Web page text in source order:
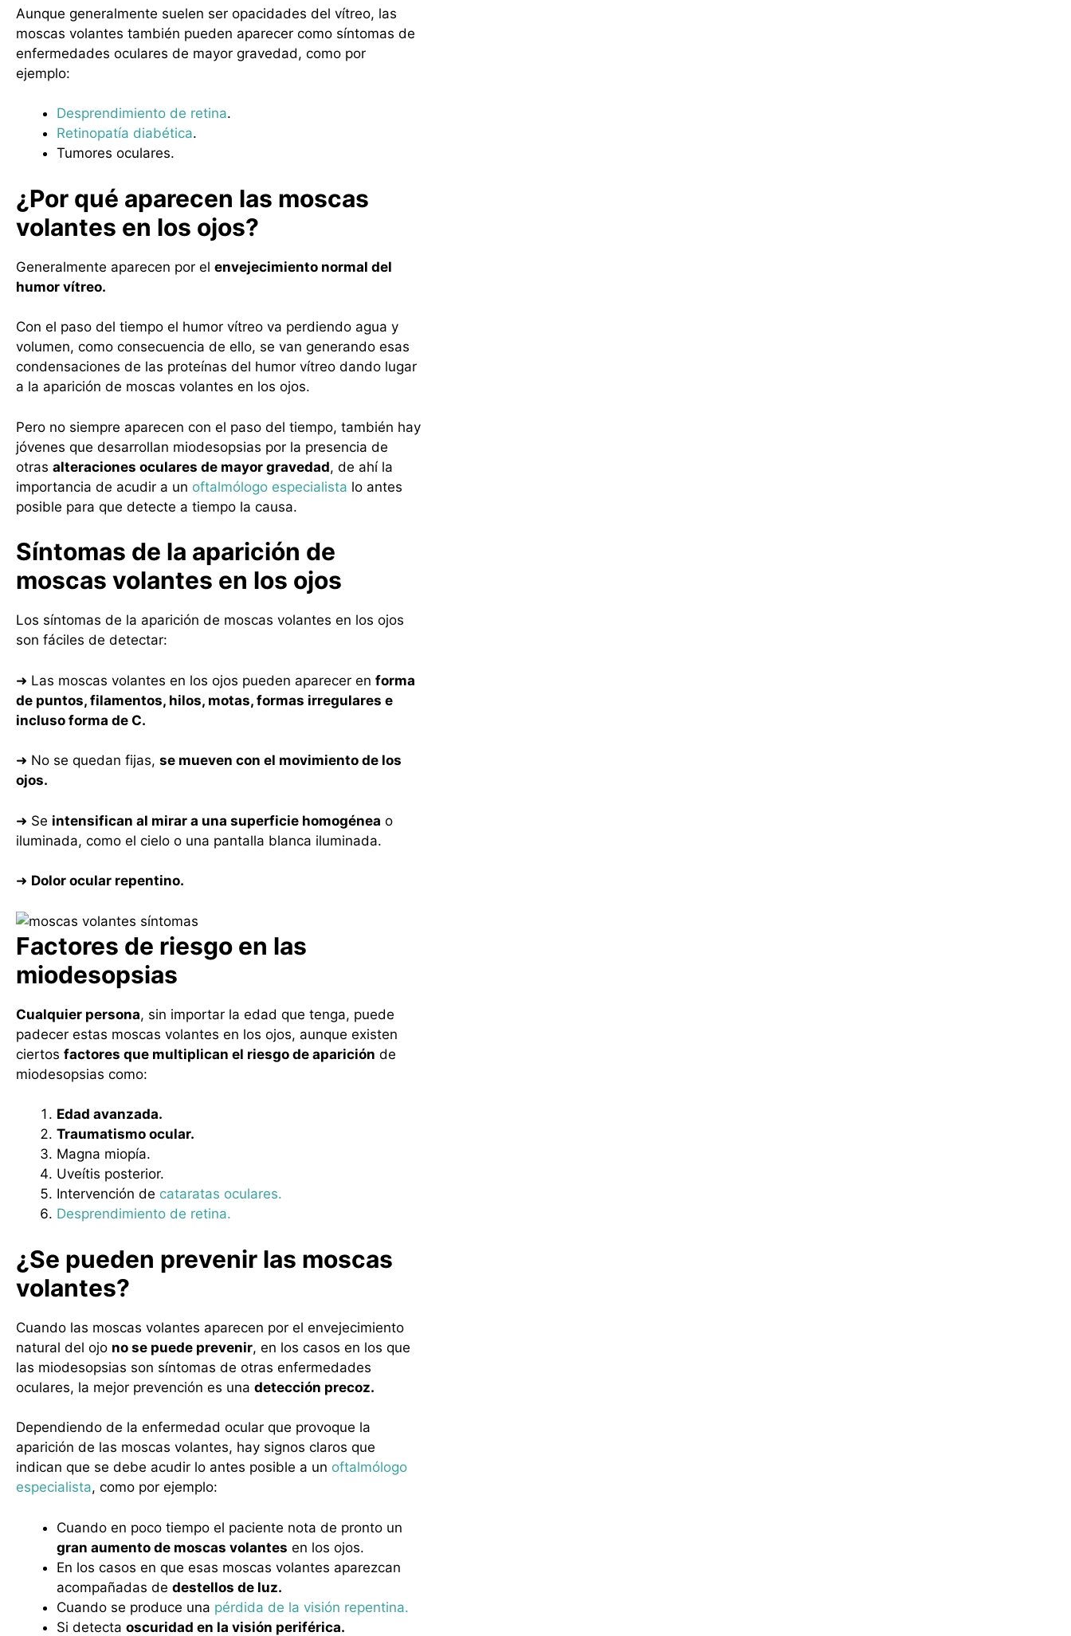
Aunque generalmente suelen ser opacidades del vítreo, las
moscas volantes también pueden aparecer como síntomas de
enfermedades oculares de mayor gravedad, como por
ejemplo:
Desprendimiento de retina.
Retinopatía diabética.
Tumores oculares.
¿Por qué aparecen las moscas
volantes en los ojos?
Generalmente aparecen por el envejecimiento normal del
humor vítreo.
Con el paso del tiempo el humor vítreo va perdiendo agua y
volumen, como consecuencia de ello, se van generando esas
condensaciones de las proteínas del humor vítreo dando lugar
a la aparición de moscas volantes en los ojos.
Pero no siempre aparecen con el paso del tiempo, también hay
jóvenes que desarrollan miodesopsias por la presencia de
otras alteraciones oculares de mayor gravedad, de ahí la
importancia de acudir a un oftalmólogo especialista lo antes
posible para que detecte a tiempo la causa.
Síntomas de la aparición de
moscas volantes en los ojos
Los síntomas de la aparición de moscas volantes en los ojos
son fáciles de detectar:
➜ Las moscas volantes en los ojos pueden aparecer en forma
de puntos, filamentos, hilos, motas, formas irregulares e
incluso forma de C.
➜ No se quedan fijas, se mueven con el movimiento de los
ojos.
➜ Se intensifican al mirar a una superficie homogénea o
iluminada, como el cielo o una pantalla blanca iluminada.
➜ Dolor ocular repentino.
Factores de riesgo en las
miodesopsias
Cualquier persona, sin importar la edad que tenga, puede
padecer estas moscas volantes en los ojos, aunque existen
ciertos factores que multiplican el riesgo de aparición de
miodesopsias como:
Edad avanzada.
Traumatismo ocular.
Magna miopía.
Uveítis posterior.
Intervención de cataratas oculares.
Desprendimiento de retina.
¿Se pueden prevenir las moscas
volantes?
Cuando las moscas volantes aparecen por el envejecimiento
natural del ojo no se puede prevenir, en los casos en los que
las miodesopsias son síntomas de otras enfermedades
oculares, la mejor prevención es una detección precoz.
Dependiendo de la enfermedad ocular que provoque la
aparición de las moscas volantes, hay signos claros que
indican que se debe acudir lo antes posible a un oftalmólogo
especialista, como por ejemplo:
Cuando en poco tiempo el paciente nota de pronto un
gran aumento de moscas volantes en los ojos.
En los casos en que esas moscas volantes aparezcan
acompañadas de destellos de luz.
Cuando se produce una pérdida de la visión repentina.
Si detecta oscuridad en la visión periférica.